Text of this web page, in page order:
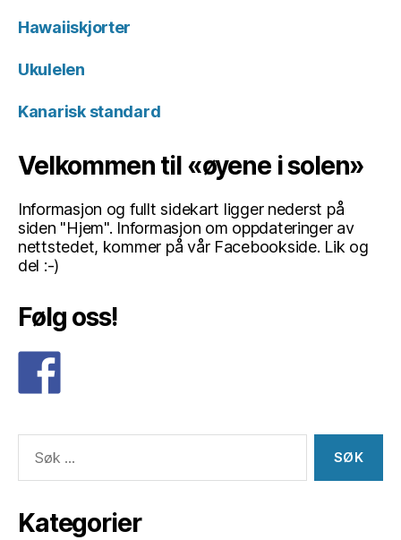
Hawaiiskjorter
Ukulelen
Kanarisk standard
Velkommen til «øyene i solen»
Informasjon og fullt sidekart ligger nederst på
siden "Hjem". Informasjon om oppdateringer av
nettstedet, kommer på vår Facebookside. Lik og
del :-)
Følg oss!
etter:
Kategorier